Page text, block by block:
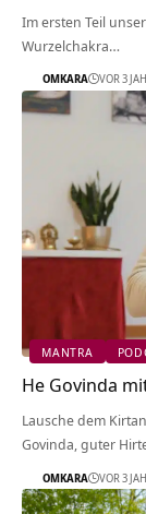
Im ersten Teil
Wurzelchakra…
OMKARA VOR 3
MANTRA
He Govinda
Lausche dem
Govinda, guter
OMKARA VOR 3